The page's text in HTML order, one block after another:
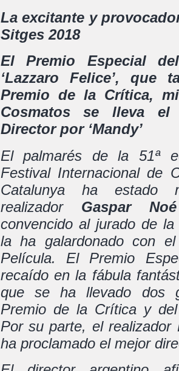
La excitante y
Sitges 2018
El Premio Especial
‘Lazzaro Felice’, que
Premio de la Crítica,
Cosmatos se lleva
Director por ‘Mandy’
El palmarés de la 51ª
Festival Internacional de
Catalunya ha estado
realizador Gaspar Noé
convencido al jurado de
la ha galardonado con
Película. El Premio
recaído en la fábula
que se ha llevado dos
Premio de la Crítica y
Por su parte, el realizador
ha proclamado el mejor